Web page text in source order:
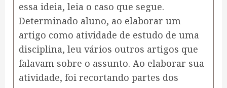
essa ideia, leia o caso que segue.
Determinado aluno, ao elaborar um
artigo como atividade de estudo de uma
disciplina, leu vários outros artigos que
falavam sobre o assunto. Ao elaborar sua
atividade, foi recortando partes dos